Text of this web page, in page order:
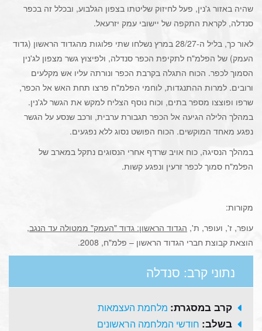
שהיה באזור ג'נין, פעל לחיזוק שליטתו בצפון הגלבוע, ובכלל זה בכפר
סנדלה, לקראת התקפה של יישובי עמק יזרעאל.
לאור כך, בליל ה-28/27 במרץ נשלחו שתי פלוגות מהגדוד הראשון (גדוד
העמק) של הפלמ"ח לתקיפת הכפר סנדלה, ולפיצוץ גשר מצפון לג'נין
הסמוך לכפר. הכוח התגלה בקרבת הכפר ונורתה עליו אש מקלעים
ורובים. למרות ההתנגדות, לוחמי הפלמ"ח פרצו תחת האש אל הכפר,
שרפו ופוצצו מספר בתים, וכוח נוסף הצליח למקש את הגשר לג'נין.
במהלך הלילה הגיעה אל הכפר תגבורת ערבית, ורכב שנסע על הגשר
נפגע מאחד המוקשים. הכוח הפושט נסוג ללא נפגעים.
במהלך הנסיגה, כוח אויב שרדף אחרי הנסוגים נתקל במארב של
הפלמ"ח סמוך לכפר זרעין ונפגע קשות.
מקורות:
עופר, ז', ועופר, ת', הגדוד הראשון: גדוד "העמק" ממטולה עד הנגב,
הוצאת קבוצת חברי הגדוד הראשון – פלמ"ח, 2008.
נתוני קרב: סנדלה
קרב במסגרת: מלחמת העצמאות
בשלב: חודשי המלחמה הראשונים